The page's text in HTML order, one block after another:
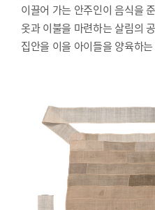
이끌어 가는 안주인이 음식을
옷과 이불을 마련하는 살림의
집안을 이을 아이들을 양육하